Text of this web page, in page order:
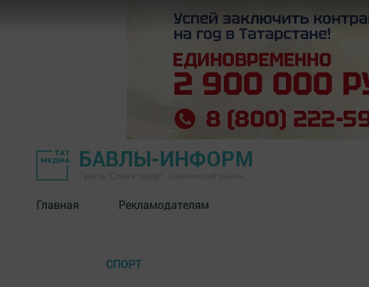
БАВЛЫ-ИНФОРМ
Главная Рекламодателям
СПОРТ